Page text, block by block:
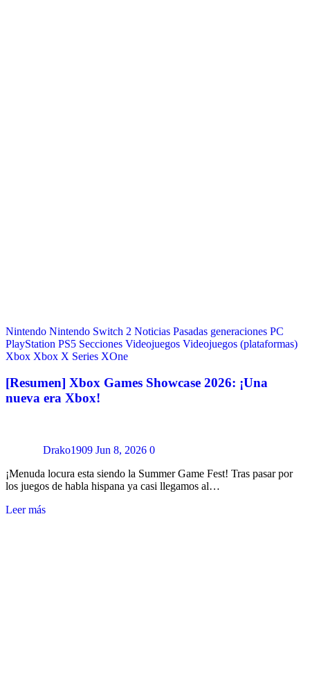
Nintendo Nintendo Switch 2 Noticias Pasadas generaciones PC
PlayStation PS5 Secciones Videojuegos Videojuegos (plataformas)
Xbox Xbox X Series XOne
[Resumen] Xbox Games Showcase 2026: ¡Una
nueva era Xbox!
Drako1909 Jun 8, 2026 0
¡Menuda locura esta siendo la Summer Game Fest! Tras pasar por
los juegos de habla hispana ya casi llegamos al…
Leer más